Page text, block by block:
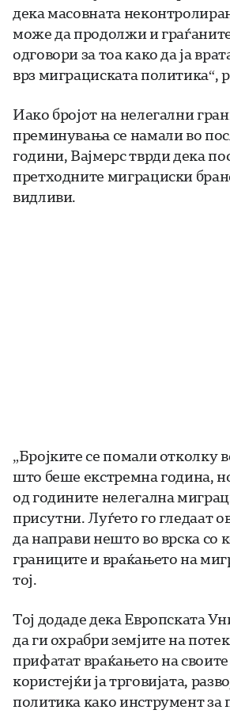
дека масовната
може да продолжи и
одговори за тоа како да ја
врз миграциската политика“,
Иако бројот на нелегални
преминувања се намали во
години, Вајмерс тврди дека
претходните миграциски
видливи.
„Бројките се помали отколку
што беше екстремна година,
од годините нелегална
присутни. Луѓето го гледаат
да направи нешто во врска со
границите и враќањето на
тој.
Тој додаде дека Европската
да ги охрабри земјите на
прифатат враќањето на
користејќи ја трговијата,
политика како инструмент за